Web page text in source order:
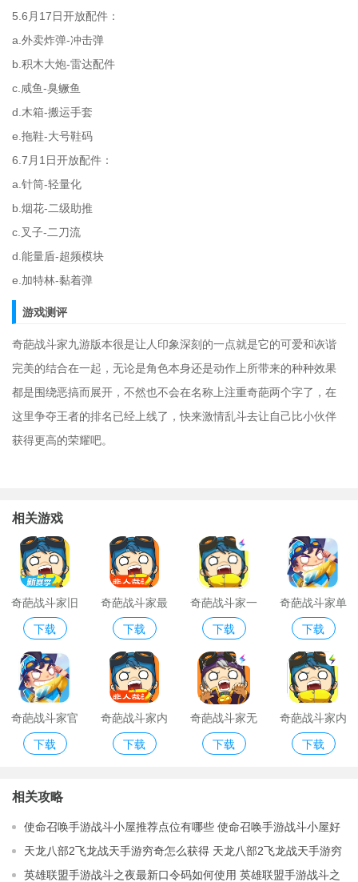
5.6月17日开放配件：
a.外卖炸弹-冲击弹
b.积木大炮-雷达配件
c.咸鱼-臭鳜鱼
d.木箱-搬运手套
e.拖鞋-大号鞋码
6.7月1日开放配件：
a.针筒-轻量化
b.烟花-二级助推
c.叉子-二刀流
d.能量盾-超频模块
e.加特林-黏着弹
游戏测评
奇葩战斗家九游版本很是让人印象深刻的一点就是它的可爱和诙谐
完美的结合在一起，无论是角色本身还是动作上所带来的种种效果
都是围绕恶搞而展开，不然也不会在名称上注重奇葩两个字了，在
这里争夺王者的排名已经上线了，快来激情乱斗去让自己比小伙伴
获得更高的荣耀吧。
相关游戏
奇葩战斗家旧
版本
下载
奇葩战斗家最
老版本
下载
奇葩战斗家一
号玩家版
下载
奇葩战斗家单
机游戏
下载
奇葩战斗家官
服
下载
奇葩战斗家内
测版
下载
奇葩战斗家无
限内购破解版
下载
奇葩战斗家内
购免费版
下载
相关攻略
使命召唤手游战斗小屋推荐点位有哪些 使命召唤手游战斗小屋好
点位推荐
天龙八部2飞龙战天手游穷奇怎么获得 天龙八部2飞龙战天手游穷
奇如何获得
英雄联盟手游战斗之夜最新口令码如何使用 英雄联盟手游战斗之